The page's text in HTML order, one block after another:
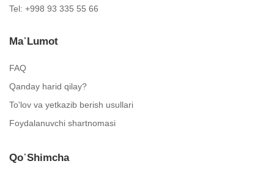
Tel: +998 93 335 55 66
Ma᾿lumot
FAQ
Qanday harid qilay?
To'lov va yetkazib berish usullari
Foydalanuvchi shartnomasi
Qo᾿shimcha